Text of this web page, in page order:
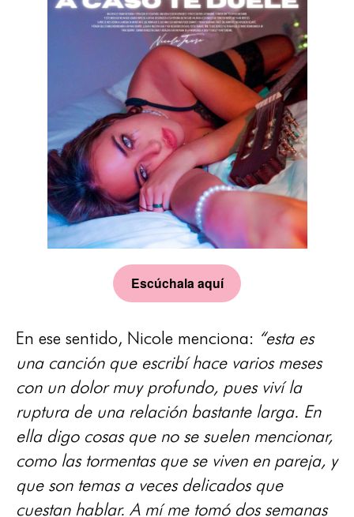
Escúchala aquí
En ese sentido, Nicole menciona: “esta es
una canción que escribí hace varios meses
con un dolor muy profundo, pues viví la
ruptura de una relación bastante larga. En
ella digo cosas que no se suelen mencionar,
como las tormentas que se viven en pareja, y
que son temas a veces delicados que
cuestan hablar. A mí me tomó dos semanas